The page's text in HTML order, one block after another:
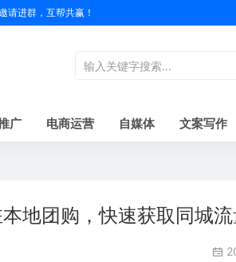
请进群，互帮共赢！
广 电商运营 自媒体 文案写作
地团购，快速获取同城